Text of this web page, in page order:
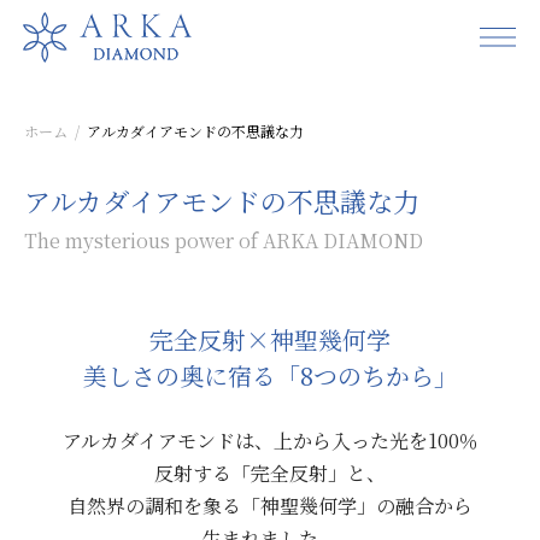
ホーム アルカダイアモンドの不思議な力
アルカ ダイアモンドの不思議な力
The mysterious power of ARKA DIAMOND
完全反射×神聖幾何学
美しさの奥に宿る 「8つのちから」
アルカダイアモンドは、 上から 入った光を100％
反射する 「完全反射」と、
自然界の調和を象る 「神聖幾何学」の融合から